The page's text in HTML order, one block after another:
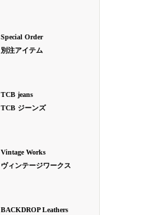
Special Order
別注アイテム
TCB jeans
TCB ジーンズ
Vintage Works
ヴィンテージワークス
BACKDROP Leathers